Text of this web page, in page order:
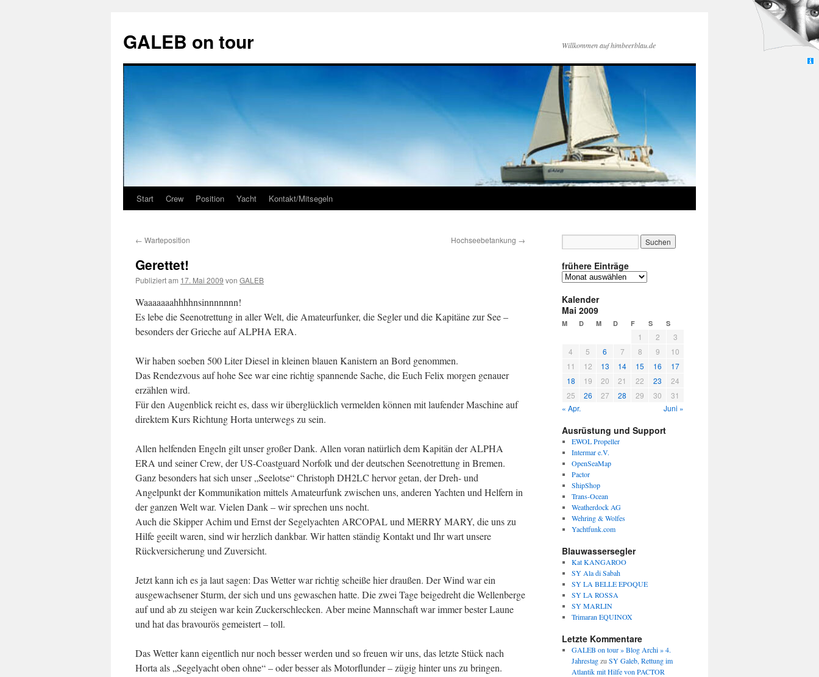
GALEB on tour Willkommen auf himbeerblau.de
Zum
springen
Start Crew Position Yacht Kontakt/Mitsegeln
← Warteposition Hochseebetankung →
Gerettet!
Publiziert am 17. Mai 2009 von GALEB
Waaaaaaahhhhnsinnnnnnn!
Es lebe die Seenotrettung in aller Welt, die Amateurfunker, die Segler und die Kapitäne zur See –
besonders der Grieche auf ALPHA ERA.
Wir haben soeben 500 Liter Diesel in kleinen blauen Kanistern an Bord genommen.
Das Rendezvous auf hohe See war eine richtig spannende Sache, die Euch Felix morgen genauer
erzählen wird.
Für den Augenblick reicht es, dass wir überglücklich vermelden können mit laufender Maschine auf
direktem Kurs Richtung Horta unterwegs zu sein.
Allen helfenden Engeln gilt unser großer Dank. Allen voran natürlich dem Kapitän der ALPHA
ERA und seiner Crew, der US-Coastguard Norfolk und der deutschen Seenotrettung in Bremen.
Ganz besonders hat sich unser „Seelotse“ Christoph DH2LC hervor getan, der Dreh- und
Angelpunkt der Kommunikation mittels Amateurfunk zwischen uns, anderen Yachten und Helfern in
der ganzen Welt war. Vielen Dank – wir sprechen uns nocht.
Auch die Skipper Achim und Ernst der Segelyachten ARCOPAL und MERRY MARY, die uns zu
Hilfe geeilt waren, sind wir herzlich dankbar. Wir hatten ständig Kontakt und Ihr wart unsere
Rückversicherung und Zuversicht.
Jetzt kann ich es ja laut sagen: Das Wetter war richtig scheiße hier draußen. Der Wind war ein
ausgewachsener Sturm, der sich und uns gewaschen hatte. Die zwei Tage beigedreht die Wellenberge
auf und ab zu steigen war kein Zuckerschlecken. Aber meine Mannschaft war immer bester Laune
und hat das bravourös gemeistert – toll.
Das Wetter kann eigentlich nur noch besser werden und so freuen wir uns, das letzte Stück nach
Horta als „Segelyacht oben ohne“ – oder besser als Motorflunder – zügig hinter uns zu bringen.
frühere Einträge
frühere
Kalender
Mai 2009
M D M D F S S
1 2
3
4
5 6 7 8 9
10
11
12 13 14 15 16
17
18
19 20 21 22 23
24
25
26 27 28 29 30
31
« Apr.
Juni »
Ausrüstung und Support
EWOL Propeller
Intermar e.V.
OpenSeaMap
Pactor
ShipShop
Trans-Ocean
Weatherdock AG
Wehring & Wolfes
Yachtfunk.com
Blauwassersegler
Kat KANGAROO
SY Ala di Sabah
SY LA BELLE EPOQUE
SY LA ROSSA
SY MARLIN
Trimaran EQUINOX
Letzte Kommentare
GALEB on tour » Blog Archi » 4.
Jahrestagzu SY Galeb, Rettung im
Atlantik mit Hilfe von PACTOR